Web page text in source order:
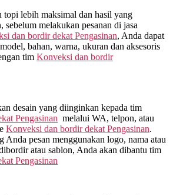
topi lebih maksimal dan hasil yang
sebelum melakukan pesanan di jasa
dan bordir dekat Pengasinan, Anda dapat
bahan, warna, ukuran dan aksesoris
tim Konveksi dan bordir
desain yang diinginkan kepada tim
Pengasinan melalui WA, telpon, atau
Konveksi dan bordir dekat Pengasinan.
Anda pesan menggunakan logo, nama atau
atau sablon, Anda akan dibantu tim
Pengasinan